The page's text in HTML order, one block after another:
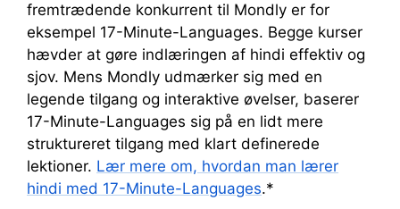
fremtrædende konkurrent til Mondly er for
eksempel 17-Minute-Languages. Begge kurser
hævder at gøre indlæringen af hindi effektiv og
sjov. Mens Mondly udmærker sig med en
legende tilgang og interaktive øvelser, baserer
17-Minute-Languages sig på en lidt mere
struktureret tilgang med klart definerede
lektioner. Lær mere om, hvordan man lærer
hindi med 17-Minute-Languages.*